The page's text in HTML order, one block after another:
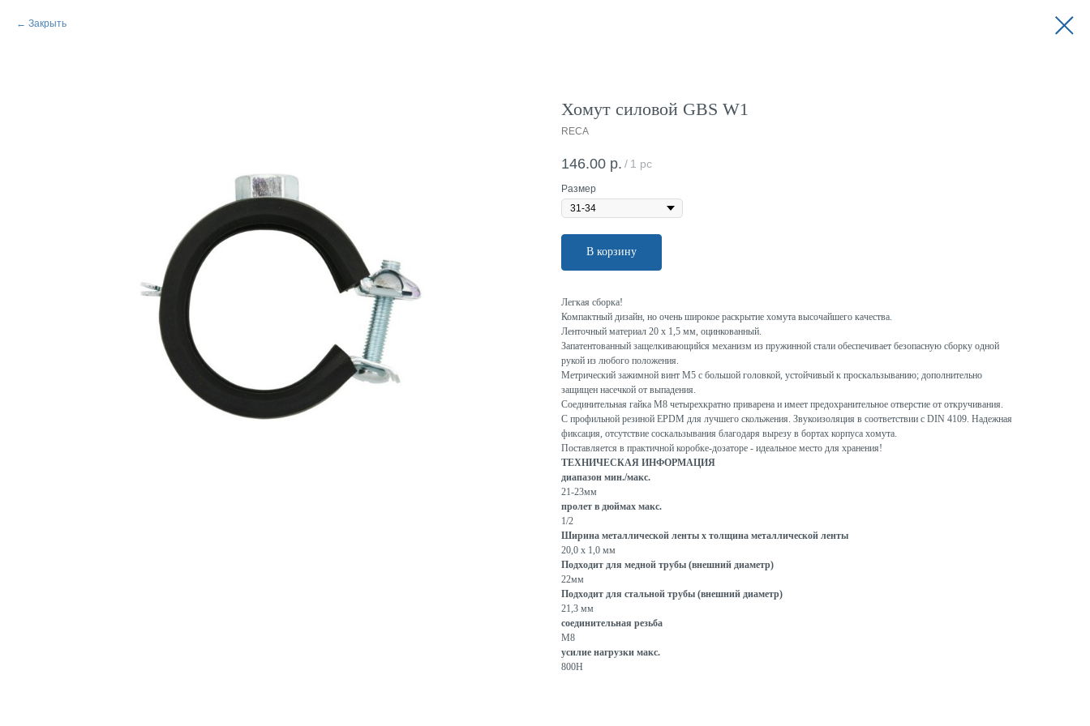
Закрыть
Хомут силовой GBS W1
RECA
146.00 р. / 1 pc
Размер
В корзину
Легкая сборка!
Компактный дизайн, но очень широкое раскрытие хомута высочайшего качества.
Ленточный материал 20 х 1,5 мм, оцинкованный.
Запатентованный защелкивающийся механизм из пружинной стали обеспечивает безопасную сборку одной
рукой из любого положения.
Метрический зажимной винт M5 с большой головкой, устойчивый к проскальзыванию; дополнительно
защищен насечкой от выпадения.
Соединительная гайка M8 четырехкратно приварена и имеет предохранительное отверстие от откручивания.
С профильной резиной EPDM для лучшего скольжения. Звукоизоляция в соответствии с DIN 4109. Надежная
фиксация, отсутствие соскальзывания благодаря вырезу в бортах корпуса хомута.
Поставляется в практичной коробке-дозаторе - идеальное место для хранения!
ТЕХНИЧЕСКАЯ ИНФОРМАЦИЯ
диапазон мин./макс.
21-23мм
пролет в дюймах макс.
1/2
Ширина металлической ленты x толщина металлической ленты
20,0 х 1,0 мм
Подходит для медной трубы (внешний диаметр)
22мм
Подходит для стальной трубы (внешний диаметр)
21,3 мм
соединительная резьба
М8
усилие нагрузки макс.
800Н